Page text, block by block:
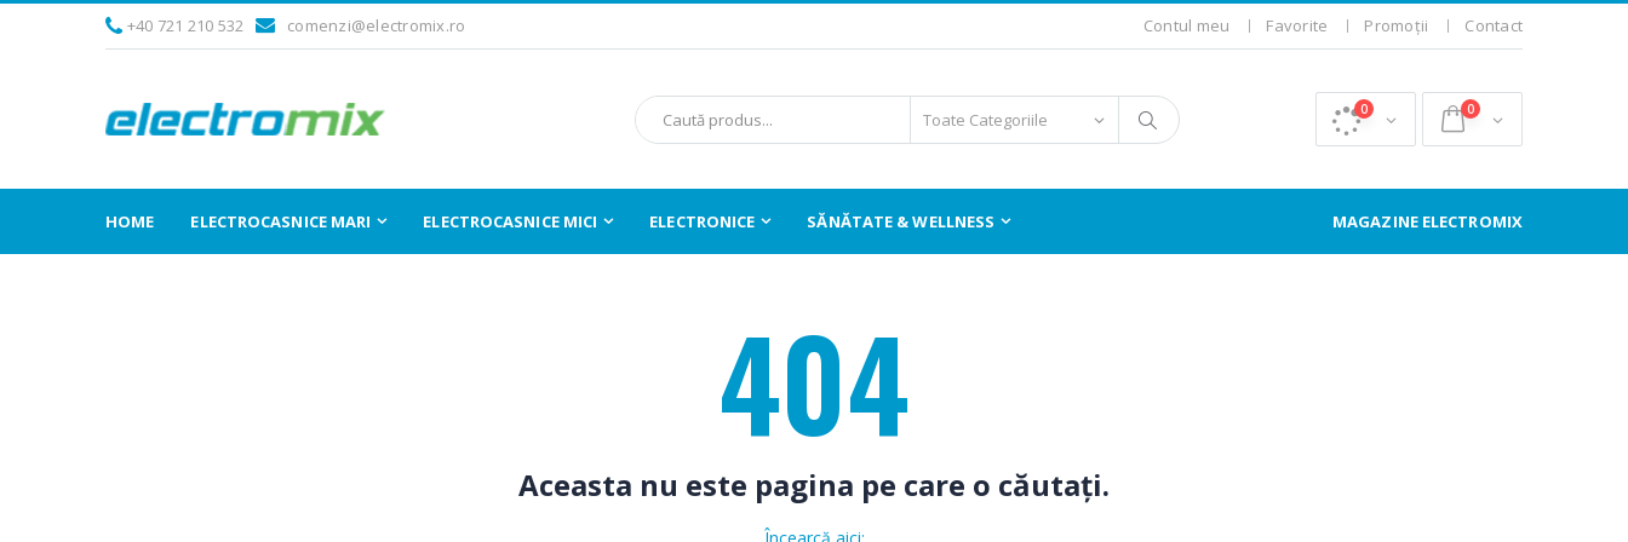
+40 721 210 532 comenzi@electromix.ro Contul meu Favorite Promoții Contact
0 0
HOME ELECTROCASNICE MARI ELECTROCASNICE MICI ELECTRONICE SĂNĂTATE & WELLNESS MAGAZINE ELECTROMIX
404
Aceasta nu este pagina pe care o căutați.